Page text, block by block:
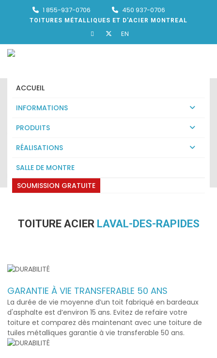
1 855-937-0706 450 937-0706
TOITURES MÉTALLIQUES ET D'ACIER MONTREAL
EN
ACCUEIL
INFORMATIONS
PRODUITS
RÉALISATIONS
SALLE DE MONTRE
SOUMISSION GRATUITE
RAPIDES
TOITURE ACIER LAVAL-DES-RAPIDES
GARANTIE À VIE TRANSFERABLE 50 ANS
La durée de vie moyenne d’un toit fabriqué en bardeaux
d'asphalte est d’environ 15 ans. Evitez de refaire votre
toiture et comparez dès maintenant avec une toiture de
tuiles métalliques garantie à vie transferable 50 ans.